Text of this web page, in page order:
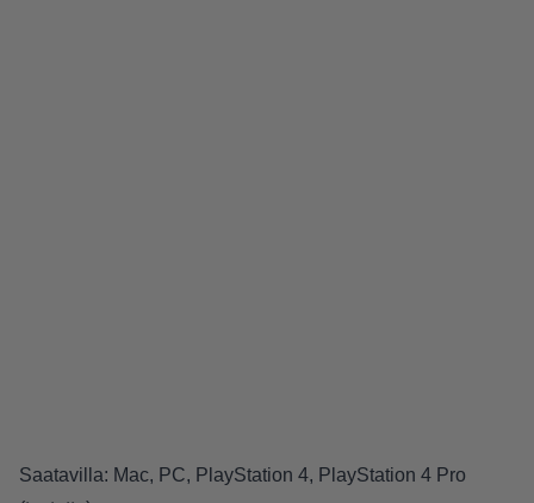
Saatavilla: Mac, PC, PlayStation 4, PlayStation 4 Pro